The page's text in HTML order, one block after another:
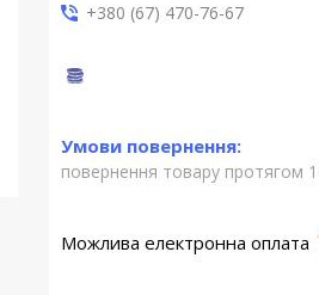
+380 (67) 470-76-67
повернення товару протягом